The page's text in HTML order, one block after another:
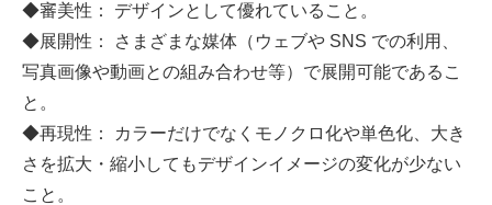
◆審美性： デザインとして優れていること。
◆展開性： さまざまな媒体（ウェブや SNS での利用、
写真画像や動画との組み合わせ等）で展開可能であるこ
と。
◆再現性： カラーだけでなくモノクロ化や単色化、大き
さを拡大・縮小してもデザインイメージの変化が少ない
こと。